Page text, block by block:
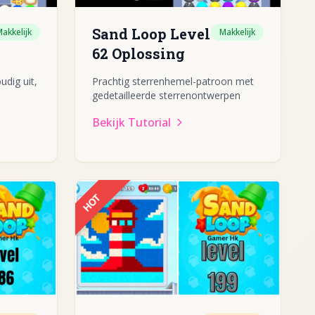
uit,
Sand Loop Level
62 Oplossing
Makkelijk
Prachtig sterrenhemel-patroon met
gedetailleerde sterrenontwerpen
Bekijk Tutorial
HOT